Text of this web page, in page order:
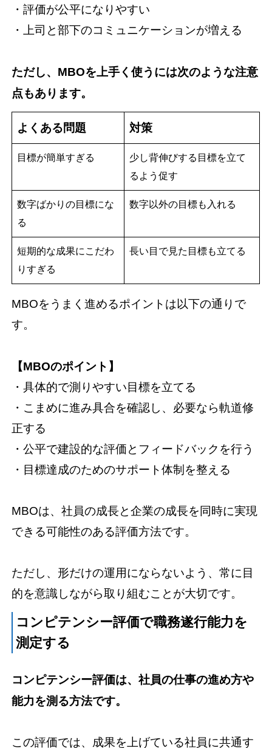
・評価が公平になりやすい
・上司と部下のコミュニケーションが増える
ただし、MBOを上手く使うには次のような注意
点もあります。
よくある問題 対策
目標が簡単すぎる
少し背伸びする目標を立て
るよう促す
数字ばかりの目標にな
る
数字以外の目標も入れる
短期的な成果にこだわ
りすぎる
長い目で見た目標も立てる
MBOをうまく進めるポイントは以下の通りで
す。
【MBOのポイント】
・具体的で測りやすい目標を立てる
・こまめに進み具合を確認し、必要なら軌道修
正する
・公平で建設的な評価とフィードバックを行う
・目標達成のためのサポート体制を整える
MBOは、社員の成長と企業の成長を同時に実現
できる可能性のある評価方法です。
ただし、形だけの運用にならないよう、常に目
的を意識しながら取り組むことが大切です。
コンピテンシー評価で職務遂行能力を
測定する
コンピテンシー評価は、社員の仕事の進め方や
能力を測る方法です。
この評価では、成果を上げている社員に共通す